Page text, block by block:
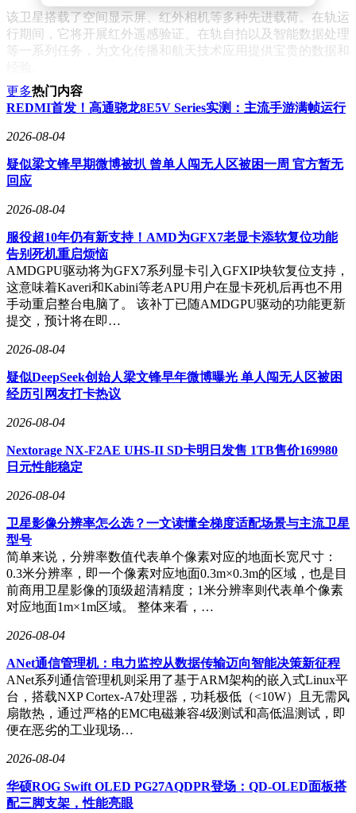
该卫星搭载了空间显示屏、红外相机等多种先进载荷。在轨运
行期间，它将开展红外遥感验证、在轨自拍以及智能数据处理
等一系列任务，为文化传播和航天技术应用提供宝贵的数据和
更多热门内容
REDMI首发！高通骁龙8E5V Series实测：主流手游满帧运行
2026-08-04
疑似梁文锋早期微博被扒 曾单人闯无人区被困一周 官方暂无
回应
2026-08-04
服役超10年仍有新支持！AMD为GFX7老显卡添软复位功能
告别死机重启烦恼
AMDGPU驱动将为GFX7系列显卡引入GFXIP块软复位支持，
这意味着Kaveri和Kabini等老APU用户在显卡死机后再也不用
手动重启整台电脑了。 该补丁已随AMDGPU驱动的功能更新
提交，预计将在即…
2026-08-04
疑似DeepSeek创始人梁文锋早年微博曝光 单人闯无人区被困
经历引网友打卡热议
2026-08-04
Nextorage NX-F2AE UHS-II SD卡明日发售 1TB售价169980
日元性能稳定
2026-08-04
卫星影像分辨率怎么选？一文读懂全梯度适配场景与主流卫星
型号
简单来说，分辨率数值代表单个像素对应的地面长宽尺寸：
0.3米分辨率，即一个像素对应地面0.3m×0.3m的区域，也是目
前商用卫星影像的顶级超清精度；1米分辨率则代表单个像素
对应地面1m×1m区域。 整体来看，…
2026-08-04
ANet通信管理机：电力监控从数据传输迈向智能决策新征程
ANet系列通信管理机则采用了基于ARM架构的嵌入式Linux平
台，搭载NXP Cortex-A7处理器，功耗极低（<10W）且无需风
扇散热，通过严格的EMC电磁兼容4级测试和高低温测试，即
便在恶劣的工业现场…
2026-08-04
华硕ROG Swift OLED PG27AQDPR登场：QD-OLED面板搭
配三脚支架，性能亮眼